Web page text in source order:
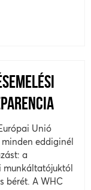
Unió
eddiginél
a
bérét. A WHC